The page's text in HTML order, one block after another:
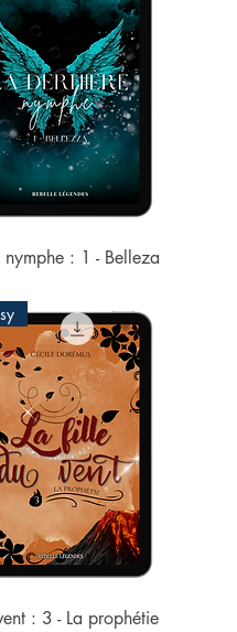
nymphe : 1 - Belleza
: 3 - La prophétie